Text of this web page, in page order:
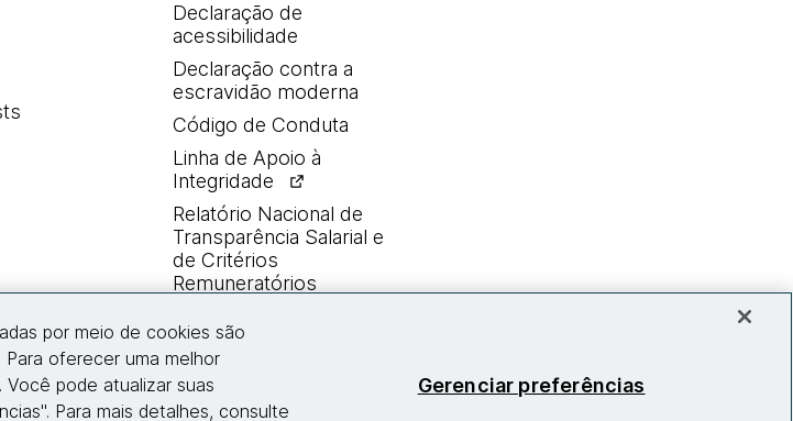
Declaração de
acessibilidade
Declaração contra a
escravidão moderna
Código de Conduta
Linha de Apoio à
Integridade
Relatório Nacional de
Transparência Salarial e
de Critérios
Remuneratórios
em contato
por meio de cookies são
oferecer uma melhor
pode atualizar suas
Para mais detalhes, consulte
Gerenciar preferências